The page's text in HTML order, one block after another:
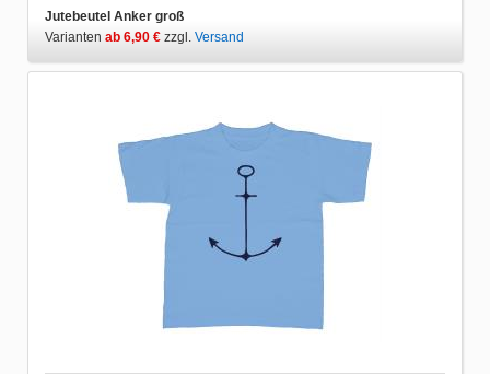
Jutebeutel Anker groß
Varianten ab 6,90 € zzgl. Versand